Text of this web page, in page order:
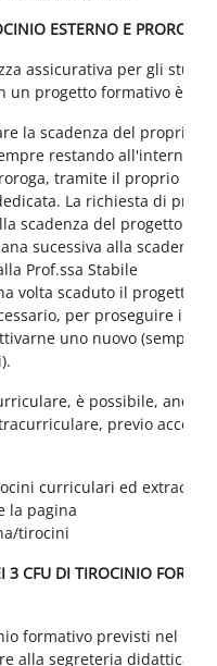
ESTERNO E
assicurativa per gli
un progetto formativo è di
la scadenza del proprio
restando all'interno
tramite il proprio
La richiesta di
scadenza del progetto
sucessiva alla scadenza.
Prof.ssa Stabile
volta scaduto il progetto,
per proseguire il
uno nuovo (sempre
è possibile, anche
previo
curriculari ed
la pagina
tirocini
3 CFU DI TIROCINIO
formativo previsti nel I
alla segreteria didattica